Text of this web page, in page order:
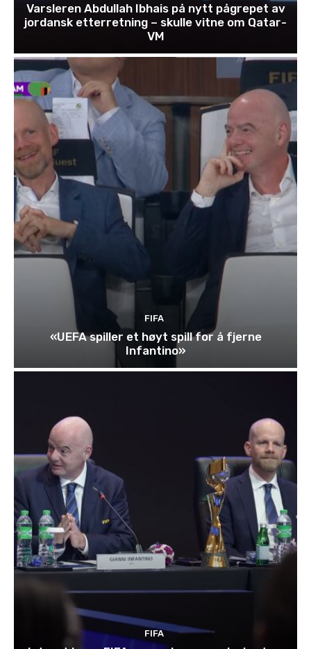
Varsleren Abdullah Ibhais på nytt pågrepet av
jordansk etterretning – skulle vitne om Qatar-
VM
FIFA
«UEFA spiller et høyt spill for å fjerne
Infantino»
FIFA